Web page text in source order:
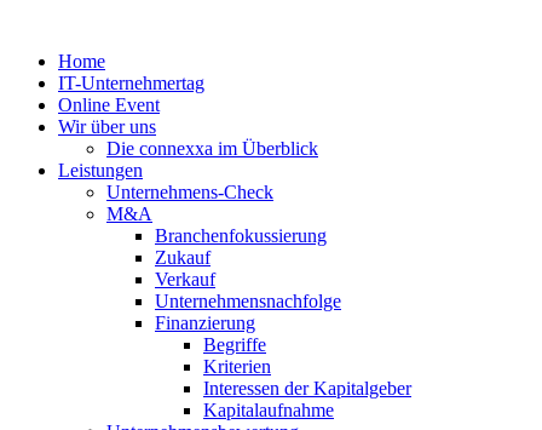
springenHome
IT-Unternehmertag
Online Event
Wir über uns
Die connexxa im Überblick
Leistungen
Unternehmens-Check
M&A
Branchenfokussierung
Zukauf
Verkauf
Unternehmensnachfolge
Finanzierung
Begriffe
Kriterien
Interessen der Kapitalgeber
Kapitalaufnahme